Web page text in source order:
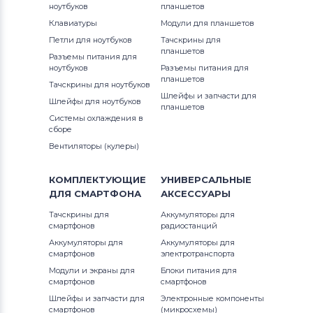
Аккумуляторы для ноутбуков
Thunderobot
Аккумуляторы для ноутбуков
Lenovo
Аккумуляторы для ноутбуков
Gateway
Аккумуляторы для ноутбуков
Аккумуляторы для ноутбуков
Advent
Аккумуляторы для ноутбуковHP
Аккумуляторы для ноутбуковMSI
Аккумуляторы для ноутбуков
G3 Series
G5 Series
G7
Inspiron
Inspiron 11
Inspiron 11z
Inspiron 13
Inspiron 14
Inspiron 14R
Inspiron 14V
13R (N3010)
13z (1370)
14 7467
1400
ноутбуков
Клавиатуры
Петли для ноутбуков
Разъемы питания для
ноутбуков
Тачскрины для ноутбуков
Шлейфы для ноутбуков
Системы охлаждения в
сборе
Вентиляторы (кулеры)
планшетов
Модули для планшетов
Тачскрины для
планшетов
Разъемы питания для
планшетов
Шлейфы и запчасти для
планшетов
КОМПЛЕКТУЮЩИЕ
ДЛЯ СМАРТФОНА
Тачскрины для
смартфонов
Аккумуляторы для
смартфонов
Модули и экраны для
смартфонов
Шлейфы и запчасти для
смартфонов
УНИВЕРСАЛЬНЫЕ
АКСЕССУАРЫ
Аккумуляторы для
радиостанций
Аккумуляторы для
электротранспорта
Блоки питания для
смартфонов
Электронные компоненты
(микросхемы)